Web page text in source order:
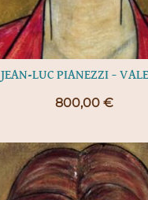
JEAN-LUC PIANEZZI –
800,00 €